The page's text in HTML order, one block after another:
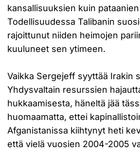
kansallisuuksien kuin
Todellisuudessa Talibanin
rajoittunut niiden heimojen
kuuluneet sen ytimeen.
Vaikka Sergejeff syyttää Irakin
Yhdysvaltain resurssien
hukkaamisesta, häneltä jää
huomaamatta, ettei
Afganistanissa kiihtynyt heti
että vielä vuosien 2004-2005